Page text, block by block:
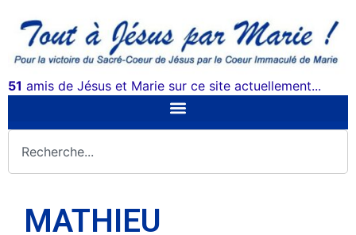
51 amis de Jésus et Marie sur ce site actuellement...
MATHIEU